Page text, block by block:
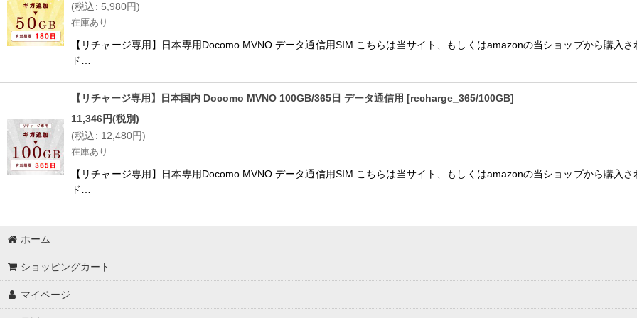
(税込: 5,980円)
在庫あり
【リチャージ専用】日本専用Docomo MVNO データ通信用SIM こちらは当サイト、もしくはamazonの当ショップから購入
ド…
【リチャージ専用】日本国内 Docomo MVNO 100GB/365日 データ通信用 [recharge_365/100GB]
11,346円(税別)
(税込: 12,480円)
在庫あり
【リチャージ専用】日本専用Docomo MVNO データ通信用SIM こちらは当サイト、もしくはamazonの当ショップから購入
ド…
ホーム
ショッピングカート
マイページ